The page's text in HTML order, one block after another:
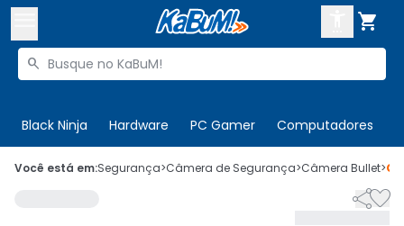

Buscar produtos

Black Ninja Hardware PC Gamer Computadores
 Olá. Acesse sua conta
Você está em:Segurança>Câmera de Segurança>Câmera Bullet>
